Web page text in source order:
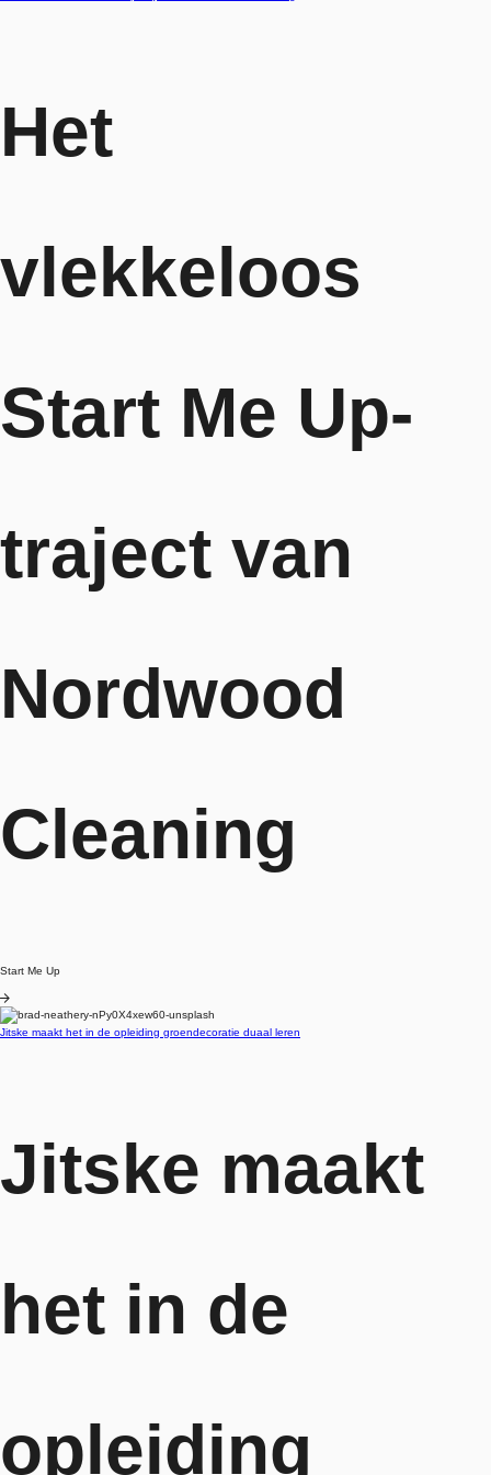
Het
vlekkeloos
Start Me Up-
traject van
Nordwood
Cleaning
Start Me Up
Blog
Jitske maakt het in de opleiding groendecoratie duaal leren
Jitske maakt
het in de
opleiding